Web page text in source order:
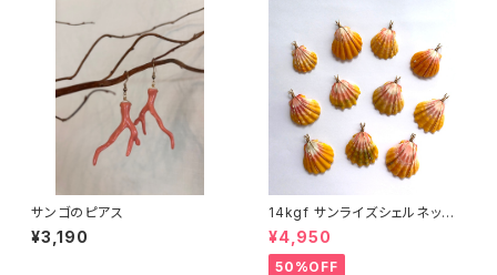
サンゴのピアス
¥3,190
14kgf サンライズシェルネック
レス
¥4,950
50%OFF